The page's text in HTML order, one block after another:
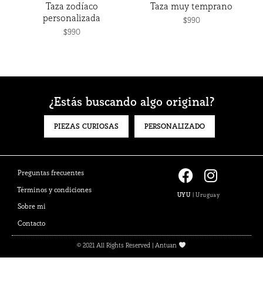
Taza zodíaco
personalizada
$990
Taza muy temprano
$990
¿Estás buscando algo original?
PIEZAS CURIOSAS PERSONALIZADO
Preguntas frecuentes
Términos y condiciones
Sobre mi
Contacto
F
a
b
o
o
I
n
a
r
UYU|Uruguay
© 2021 All Rights Reserved | Antuan